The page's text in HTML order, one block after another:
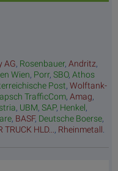
AG, Rosenbauer, Andritz,
Wien, Porr, SBO, Athos
Post, Wolftank-
TrafficCom, Amag,
, UBM, SAP, Henkel,
, BASF, Deutsche Boerse,
TRUCK HLD... , Rheinmetall